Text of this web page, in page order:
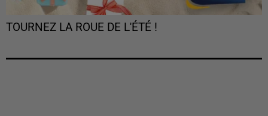
TOURNEZ LA ROUE DE L'ÉTÉ !